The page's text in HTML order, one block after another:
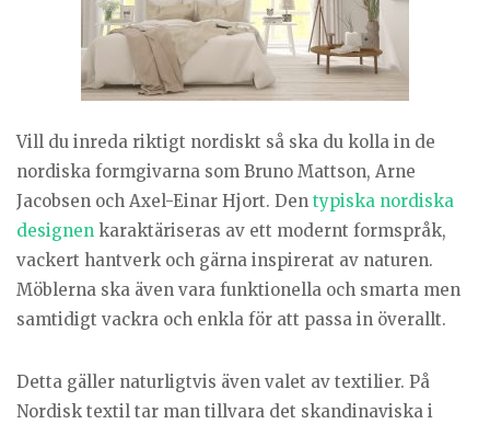
Vill du inreda riktigt nordiskt så ska du kolla in de
nordiska formgivarna som Bruno Mattson, Arne
Jacobsen och Axel-Einar Hjort. Den typiska nordiska
designen karaktäriseras av ett modernt formspråk,
vackert hantverk och gärna inspirerat av naturen.
Möblerna ska även vara funktionella och smarta men
samtidigt vackra och enkla för att passa in överallt.
Detta gäller naturligtvis även valet av textilier. På
Nordisk textil tar man tillvara det skandinaviska i